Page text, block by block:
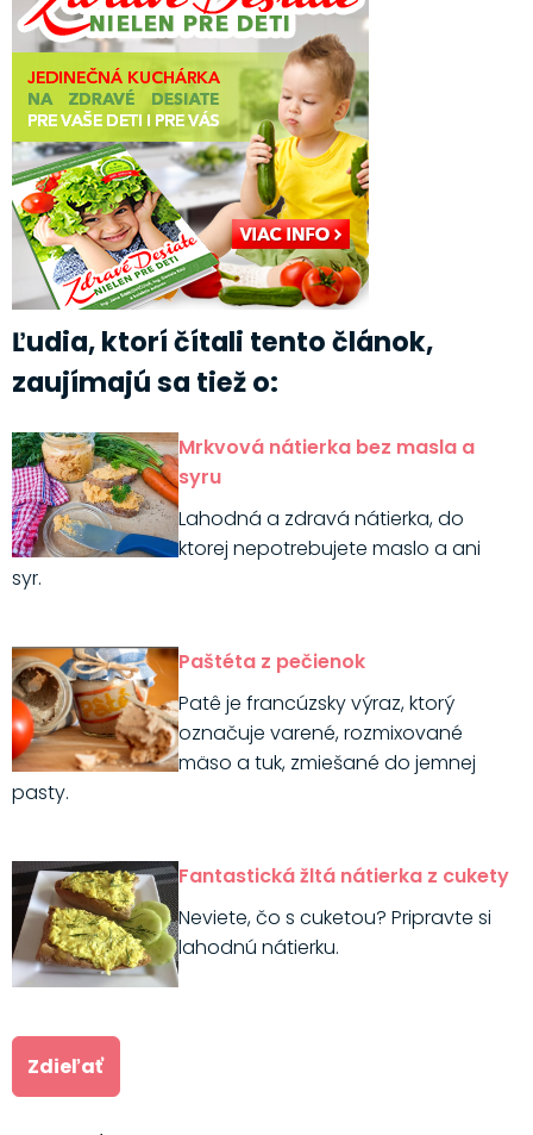
Ľudia, ktorí čítali tento článok,
zaujímajú sa tiež o:
Mrkvová nátierka bez masla a
syru
Lahodná a zdravá nátierka, do
ktorej nepotrebujete maslo a ani
syr.
Paštéta z pečienok
Patê je francúzsky výraz, ktorý
označuje varené, rozmixované
mäso a tuk, zmiešané do jemnej
pasty.
Fantastická žltá nátierka z cukety
Neviete, čo s cuketou? Pripravte si
lahodnú nátierku.
Zdieľať